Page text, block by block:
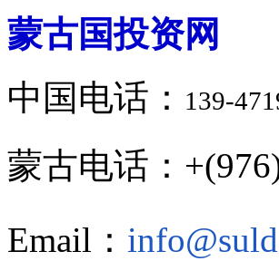
蒙古国投资网
中国电话： 139-
蒙古电话：
Email：